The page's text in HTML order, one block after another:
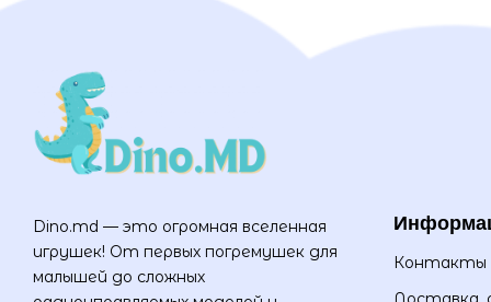
Dino.md — это огромная вселенная
игрушек! От первых погремушек для
малышей до сложных
Контакты